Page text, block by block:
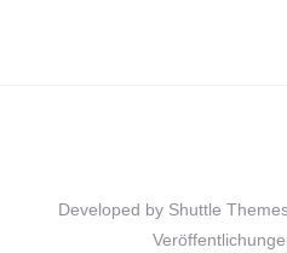
Developed by Shuttle